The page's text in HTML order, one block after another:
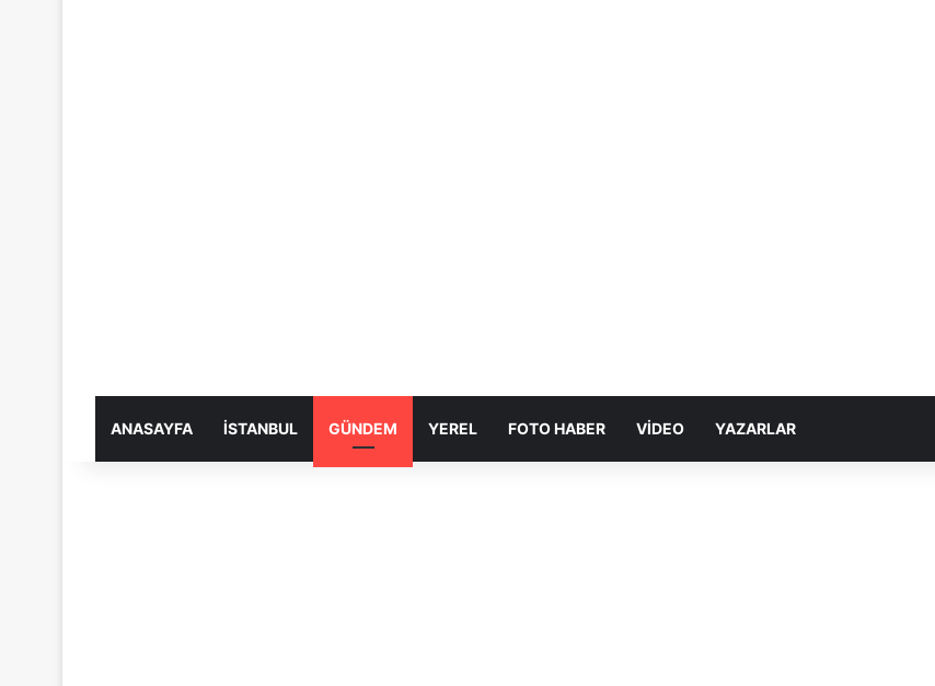
ANASAYFA İSTANBUL GÜNDEM YEREL FOTO HABER VIDEO YAZARLAR